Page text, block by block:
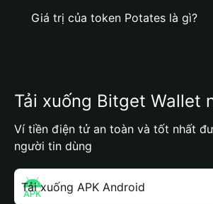
Giá trị của token Potates là gì?
Tải xuống Bitget Wallet
Ví tiền điện tử an toàn và tốt nhất
người tin dùng
Tải xuống APK Android